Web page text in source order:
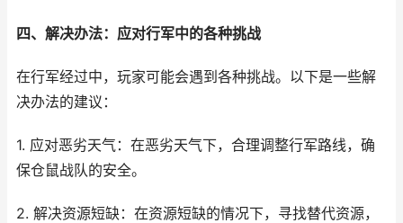
四、解决办法：应对行军中的各种挑战
在行军经过中，玩家可能会遇到各种挑战。以下是一些解
决办法的建议：
1. 应对恶劣天气：在恶劣天气下，合理调整行军路线，确
保仓鼠战队的安全。
2. 解决资源短缺：在资源短缺的情况下，寻找替代资源，